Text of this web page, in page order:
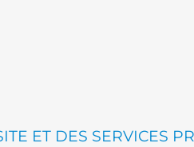
ET DES SERVICES